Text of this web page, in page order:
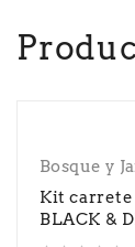
Bosque y
Kit carrete
BLACK &